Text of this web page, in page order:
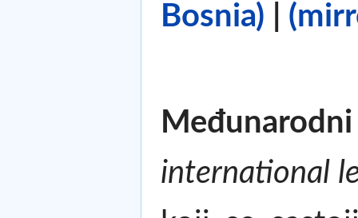
Bosnia)
international